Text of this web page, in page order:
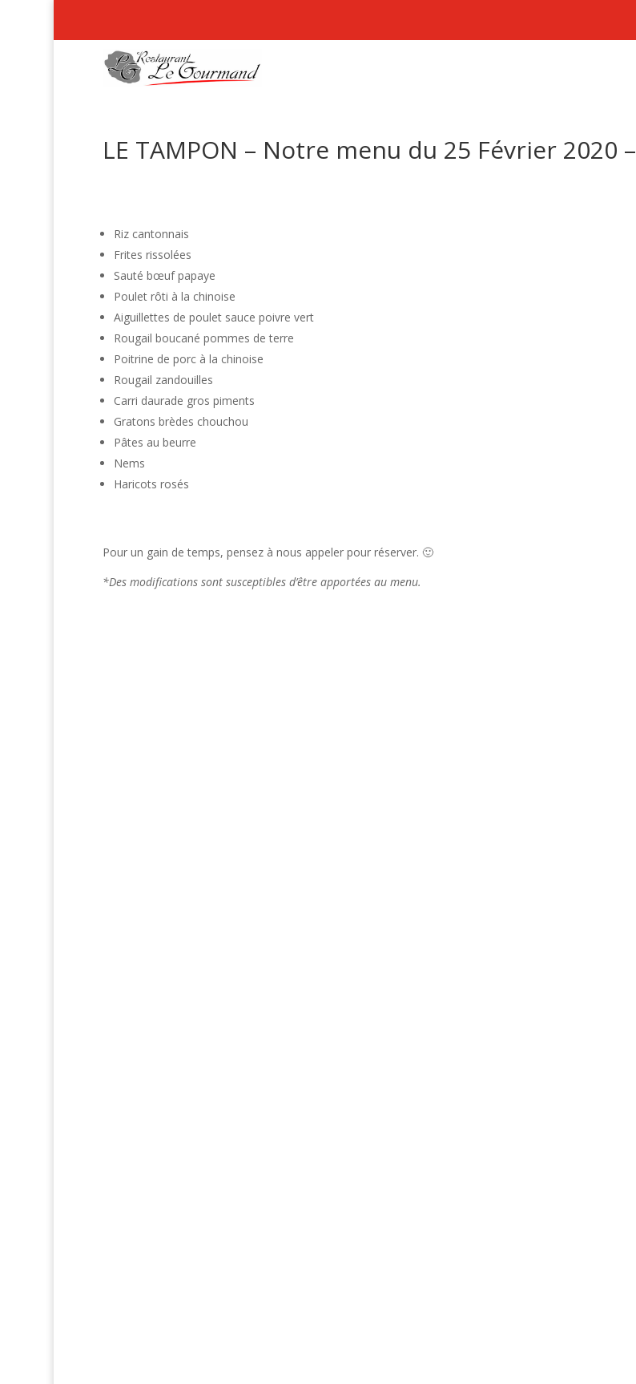
LE TAMPON – Notre menu du 25 Février 2020 –
Riz cantonnais
Frites rissolées
Sauté bœuf papaye
Poulet rôti à la chinoise
Aiguillettes de poulet sauce poivre vert
Rougail boucané pommes de terre
Poitrine de porc à la chinoise
Rougail zandouilles
Carri daurade gros piments
Gratons brèdes chouchou
Pâtes au beurre
Nems
Haricots rosés
Pour un gain de temps, pensez à nous appeler pour réserver. 🙂
*Des modifications sont susceptibles d’être apportées au menu.